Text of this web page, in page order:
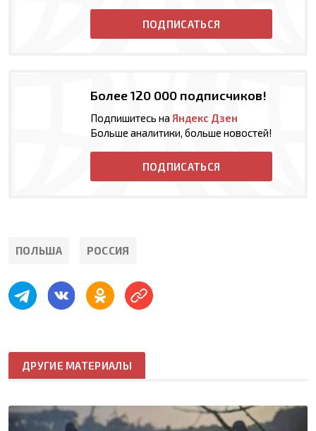
ПОДПИСАТЬСЯ
Более 120 000 подписчиков!
Подпишитесь на Яндекс Дзен
Больше аналитики, больше новостей!
ПОДПИСАТЬСЯ
ПОЛЬША РОССИЯ
ДРУГИЕ МАТЕРИАЛЫ